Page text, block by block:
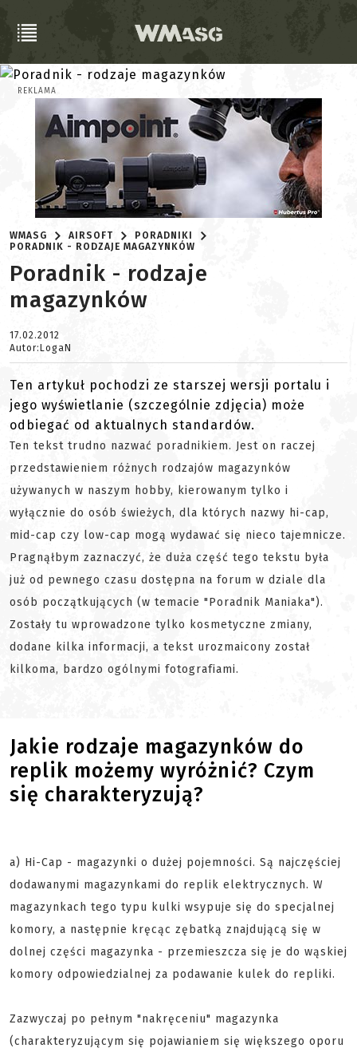
REKLAMA
WMASG AIRSOFT
PORADNIKI
PORADNIK - RODZAJE MAGAZYNKÓW
Poradnik - rodzaje
magazynków
17.02.2012
Autor:LogaN
Ten artykuł pochodzi ze starszej wersji portalu i
jego wyświetlanie (szczególnie zdjęcia) może
odbiegać od aktualnych standardów.
Ten tekst trudno nazwać poradnikiem. Jest on raczej
przedstawieniem różnych rodzajów magazynków
używanych w naszym hobby, kierowanym tylko i
wyłącznie do osób świeżych, dla których nazwy hi-cap,
mid-cap czy low-cap mogą wydawać się nieco tajemnicze.
Pragnąłbym zaznaczyć, że duża część tego tekstu była
już od pewnego czasu dostępna na forum w dziale dla
osób początkujących (w temacie "Poradnik Maniaka").
Zostały tu wprowadzone tylko kosmetyczne zmiany,
dodane kilka informacji, a tekst urozmaicony został
kilkoma, bardzo ogólnymi fotografiami.
Jakie rodzaje magazynków do
replik możemy wyróżnić? Czym
się charakteryzują?
a) Hi-Cap - magazynki o dużej pojemności. Są najczęściej
dodawanymi magazynkami do replik elektrycznych. W
magazynkach tego typu kulki wsypuje się do specjalnej
komory, a następnie kręcąc zębatką znajdującą się w
dolnej części magazynka - przemieszcza się je do wąskiej
komory odpowiedzialnej za podawanie kulek do repliki.
Zazwyczaj po pełnym "nakręceniu" magazynka
(charakteryzującym się pojawianiem się większego oporu